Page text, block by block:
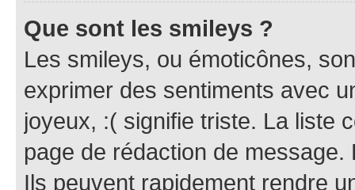
Que sont les smileys ?
Les smileys, ou émoticônes,
exprimer des sentiments avec
joyeux, :( signifie triste. La liste
page de rédaction de
Ils peuvent rapidement rendre